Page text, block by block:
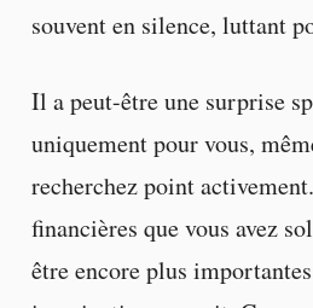
souvent en silence, luttant
Il a peut-être une surprise
uniquement pour vous,
recherchez point
financières que vous avez
être encore plus